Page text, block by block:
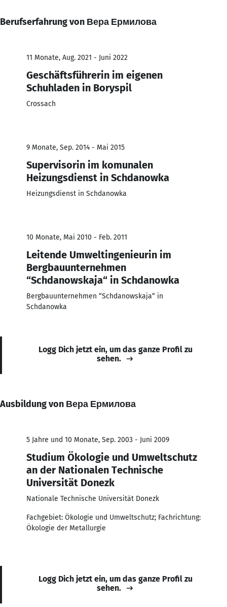
Berufserfahrung von Вера Ермилова
11 Monate, Aug. 2021 - Juni 2022
Geschäftsführerin im eigenen
Schuhladen in Boryspil
Crossach
9 Monate, Sep. 2014 - Mai 2015
Supervisorin im komunalen
Heizungsdienst in Schdanowka
Heizungsdienst in Schdanowka
10 Monate, Mai 2010 - Feb. 2011
Leitende Umweltingenieurin im
Bergbauunternehmen
“Schdanowskaja“ in Schdanowka
Bergbauunternehmen “Schdanowskaja“ in
Schdanowka
Logg Dich jetzt ein, um das ganze Profil zu
sehen.
Ausbildung von Вера Ермилова
5 Jahre und 10 Monate, Sep. 2003 - Juni 2009
Studium Ökologie und Umweltschutz
an der Nationalen Technische
Universität Donezk
Nationale Technische Universität Donezk
Fachgebiet: Ökologie und Umweltschutz; Fachrichtung:
Ökologie der Metallurgie
Logg Dich jetzt ein, um das ganze Profil zu
sehen.